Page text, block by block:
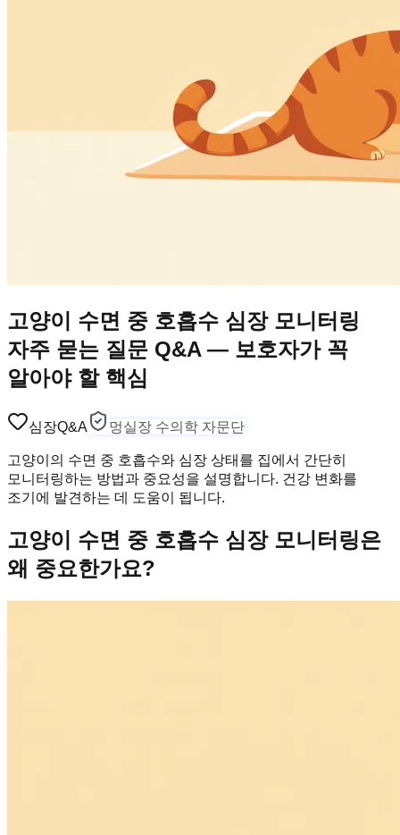
고양이 수면 중 호흡수 심장 모니터링
자주 묻는 질문 Q&A — 보호자가 꼭
알아야 할 핵심
심장Q&A 멍실장 수의학 자문단
고양이의 수면 중 호흡수와 심장 상태를 집에서 간단히
모니터링하는 방법과 중요성을 설명합니다. 건강 변화를
조기에 발견하는 데 도움이 됩니다.
고양이 수면 중 호흡수 심장 모니터링은
왜 중요한가요?